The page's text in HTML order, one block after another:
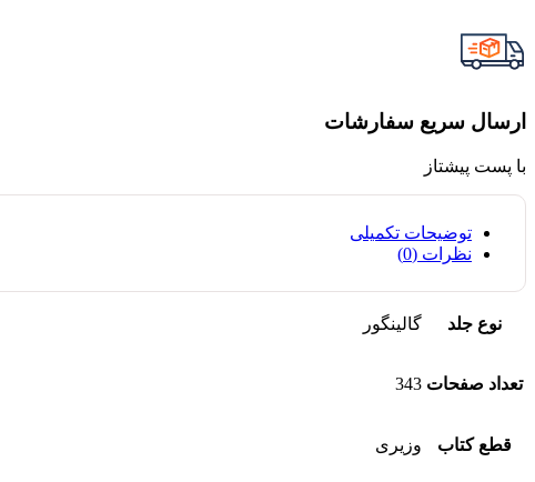
ارسال سریع سفارشات
با پست پیشتاز
توضیحات تکمیلی
نظرات (0)
نوع جلد گالینگور
تعداد صفحات 343
قطع کتاب وزیری